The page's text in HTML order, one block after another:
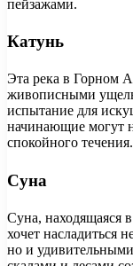
пейзажами.
Катунь
Эта река в Горном
живописными
испытание для
начинающие могут
спокойного течения.
Суна
Суна, находящаяся
хочет насладиться
но и